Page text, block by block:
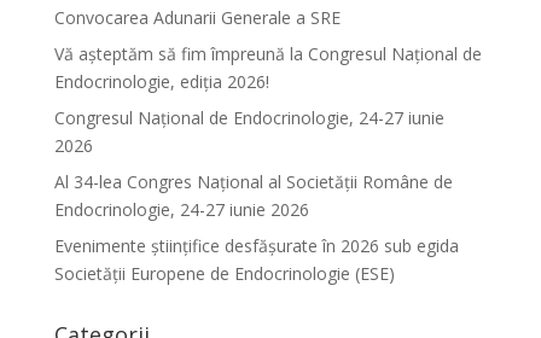
Convocarea Adunarii Generale a SRE
Vă așteptăm să fim împreună la Congresul Național de
Endocrinologie, ediția 2026!
Congresul Național de Endocrinologie, 24-27 iunie
2026
Al 34-lea Congres Național al Societății Române de
Endocrinologie, 24-27 iunie 2026
Evenimente ştiinţifice desfăşurate în 2026 sub egida
Societăţii Europene de Endocrinologie (ESE)